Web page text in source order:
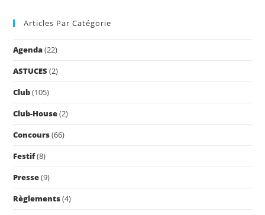
Articles Par Catégorie
Agenda(22)
ASTUCES (2)
Club(105)
Club-House(2)
Concours(66)
Festif(8)
Presse(9)
Règlements(4)